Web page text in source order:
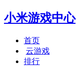
小米游戏中心
首页
云游戏
排行